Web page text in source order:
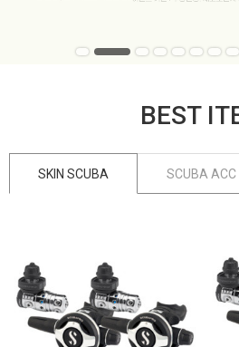
BEST
SKIN SCUBA SCUBA ACC